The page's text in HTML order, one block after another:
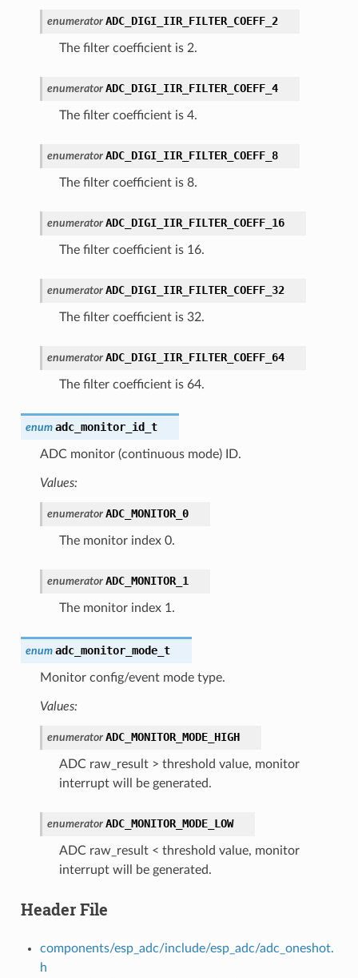
enumerator ADC_DIGI_IIR_FILTER_COEFF_2
The filter coefficient is 2.
enumerator ADC_DIGI_IIR_FILTER_COEFF_4
The filter coefficient is 4.
enumerator ADC_DIGI_IIR_FILTER_COEFF_8
The filter coefficient is 8.
enumerator ADC_DIGI_IIR_FILTER_COEFF_16
The filter coefficient is 16.
enumerator ADC_DIGI_IIR_FILTER_COEFF_32
The filter coefficient is 32.
enumerator ADC_DIGI_IIR_FILTER_COEFF_64
The filter coefficient is 64.
enum adc_monitor_id_t
ADC monitor (continuous mode) ID.
Values:
enumerator ADC_MONITOR_0
The monitor index 0.
enumerator ADC_MONITOR_1
The monitor index 1.
enum adc_monitor_mode_t
Monitor config/event mode type.
Values:
enumerator ADC_MONITOR_MODE_HIGH
ADC raw_result > threshold value, monitor
interrupt will be generated.
enumerator ADC_MONITOR_MODE_LOW
ADC raw_result < threshold value, monitor
interrupt will be generated.
Header File
components/esp_adc/include/esp_adc/adc_oneshot.
h